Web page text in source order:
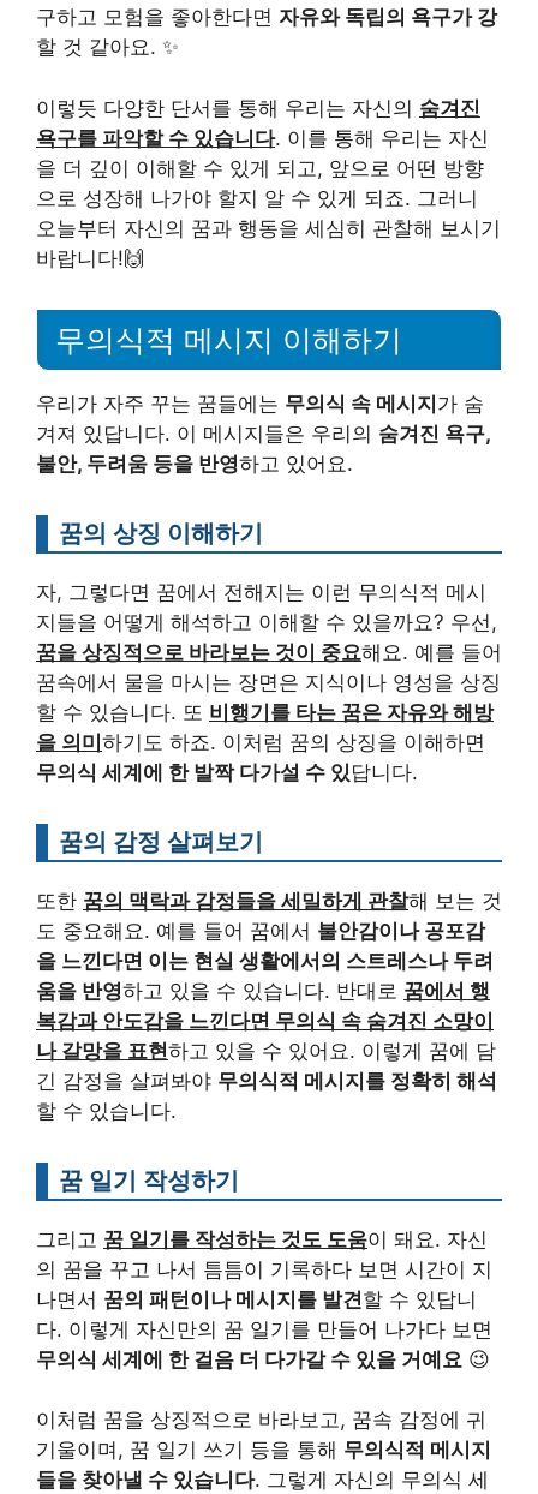
구하고 모험을 좋아한다면 자유와 독립의 욕구가 강
할 것 같아요. ✨
이렇듯 다양한 단서를 통해 우리는 자신의 숨겨진
욕구를 파악할 수 있습니다. 이를 통해 우리는 자신
을 더 깊이 이해할 수 있게 되고, 앞으로 어떤 방향
으로 성장해 나가야 할지 알 수 있게 되죠. 그러니
오늘부터 자신의 꿈과 행동을 세심히 관찰해 보시기
바랍니다!🙌
무의식적 메시지 이해하기
우리가 자주 꾸는 꿈들에는 무의식 속 메시지가 숨
겨져 있답니다. 이 메시지들은 우리의 숨겨진 욕구,
불안, 두려움 등을 반영하고 있어요.
꿈의 상징 이해하기
자, 그렇다면 꿈에서 전해지는 이런 무의식적 메시
지들을 어떻게 해석하고 이해할 수 있을까요? 우선,
꿈을 상징적으로 바라보는 것이 중요해요. 예를 들어
꿈속에서 물을 마시는 장면은 지식이나 영성을 상징
할 수 있습니다. 또 비행기를 타는 꿈은 자유와 해방
을 의미하기도 하죠. 이처럼 꿈의 상징을 이해하면
무의식 세계에 한 발짝 다가설 수 있 답니다.
꿈의 감정 살펴보기
또한 꿈의 맥락과 감정들을 세밀하게 관찰해 보는 것
도 중요해요. 예를 들어 꿈에서 불안감이나 공포감
을 느낀다면 이는 현실 생활에서의 스트레스나 두려
움을 반영하고 있을 수 있습니다. 반대로 꿈에서 행
복감과 안도감을 느낀다면 무의식 속 숨겨진 소망이
나 갈망을 표현하고 있을 수 있어요. 이렇게 꿈에 담
긴 감정을 살펴봐야 무의식적 메시지를 정확히 해석
할 수 있습니다.
꿈 일기 작성하기
그리고 꿈 일기를 작성하는 것도 도움이 돼요. 자신
의 꿈을 꾸고 나서 틈틈이 기록하다 보면 시간이 지
나면서 꿈의 패턴이나 메시지를 발견할 수 있답니
다. 이렇게 자신만의 꿈 일기를 만들어 나가다 보면
무의식 세계에 한 걸음 더 다가갈 수 있을 거예요 😉
이처럼 꿈을 상징적으로 바라보고, 꿈속 감정에 귀
기울이며, 꿈 일기 쓰기 등을 통해 무의식적 메시지
들을 찾아낼 수 있습니다. 그렇게 자신의 무의식 세